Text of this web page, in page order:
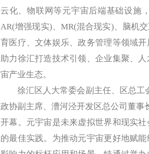
云化、物联网等元宇宙后端基础设施
AR(增强现实)、MR(混合现实)、脑机
育医疗、文体娱乐、政务管理等领域
助力徐汇打造技术引领、企业集聚、
宙产业生态。
徐汇区人大常委会副主任、区总工
政协副主席、漕河泾开发区总公司董事
开幕。元宇宙是未来虚拟世界和现实
的最佳实践。为推动元宇宙更好地赋